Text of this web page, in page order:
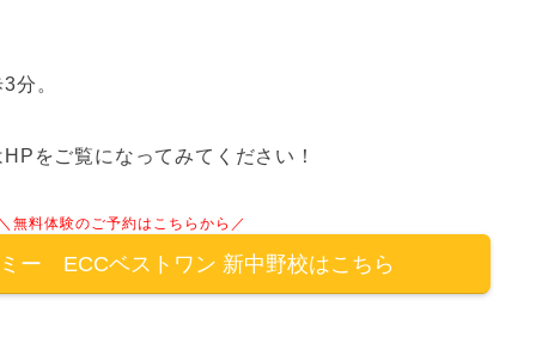
分。
をご覧になってみてください！
＼無料体験のご予約はこちらから／
ー ECCベストワン 新中野校はこちら